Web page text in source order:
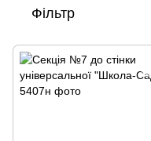
Фільтр